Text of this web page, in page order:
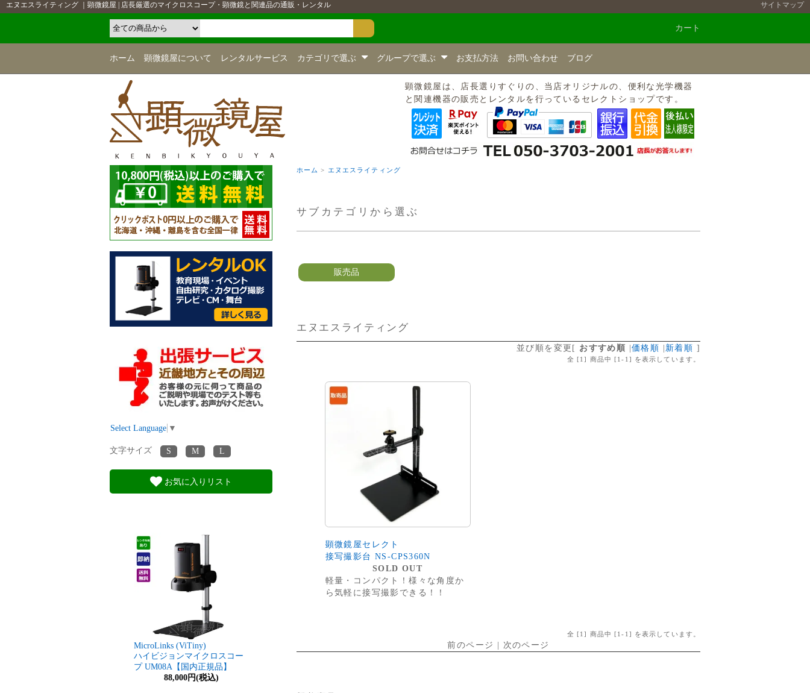
エヌエスライティング ｜顕微鏡屋 | 店長厳選のマイクロスコープ・顕微鏡と関連品の通販・レンタル サイトマップ
カート
ホーム 顕微鏡屋について レンタルサービス カテゴリで選ぶ グループで選ぶ お支払方法 お問い合わせ ブログ
顕微鏡屋は、店長選りすぐりの、当店オリジナルの、便利な光学機器
と関連機器の販売とレンタルを行っているセレクトショップです。
ホーム > エヌエスライティング
サブカテゴリから選ぶ
販売品
エヌエスライティング
並び順を変更 [ おすすめ順 価格順 新着順 ]
全 [ 1] 商品中 [ 1- 1 ] を表示しています。
顕微鏡屋セレクト
接写撮影台 NS-CPS360N
SOLD OUT
軽量・コンパクト！様々な角度か
ら気軽に接写撮影できる！！
全 [ 1] 商品中 [ 1- 1 ] を表示しています。
前のページ | 次のページ
Select Language ▼
文字サイズ
お気に入りリスト
MicroLinks (ViTiny)
ハイビジョンマイクロスコー
プ UM08A【国内正規品】
88,000円(税込)